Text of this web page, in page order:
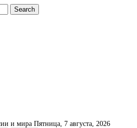
и мира Пятница, 7 августа, 2026